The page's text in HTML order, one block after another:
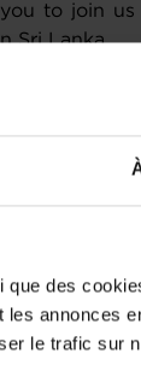
des
annonces
le trafic sur
to join
Sri Lanka.
major
is
digital
insights
of